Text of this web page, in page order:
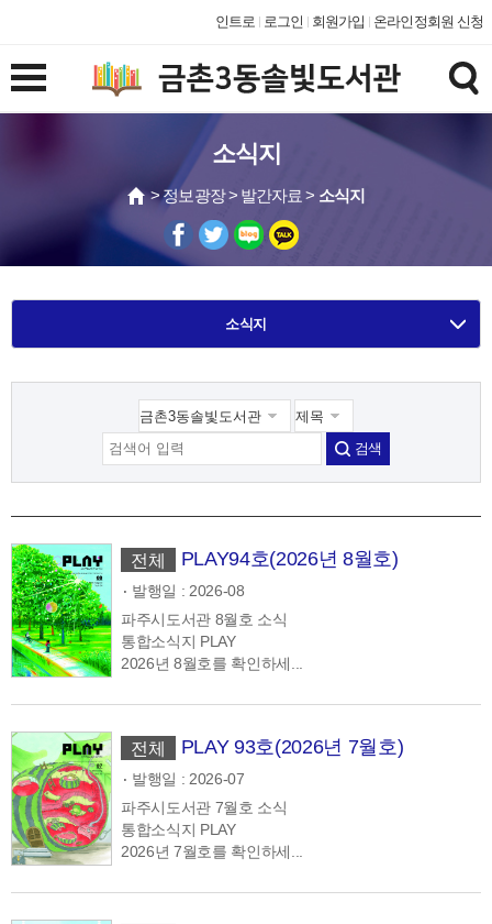
인트로 로그인 회원가입 온라인정회원 신청
소식지
> 정보광장 > 발간자료 > 소식지
소식지
검색
전체 PLAY94호(2026년 8월호)
발행일 : 2026-08
파주시도서관 8월호 소식
통합소식지 PLAY
2026년 8월호를 확인하세...
전체 PLAY 93호(2026년 7월호)
발행일 : 2026-07
파주시도서관 7월호 소식
통합소식지 PLAY
2026년 7월호를 확인하세...